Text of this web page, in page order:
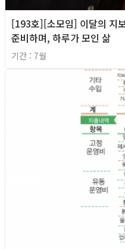
[193호][소모임] 이달의 지
준비하며, 하루가 모인 삶
기간 : 7월